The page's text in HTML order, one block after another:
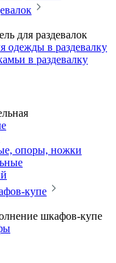
для раздевалок
одежды в раздевалку
в раздевалку
опоры, ножки
купе
шкафов-купе